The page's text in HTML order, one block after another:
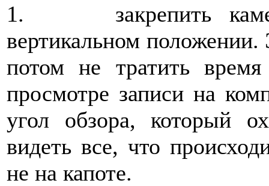
1. закрепить
вертикальном
потом не тратить
просмотре записи на
угол обзора, который
видеть все, что
не на капоте.